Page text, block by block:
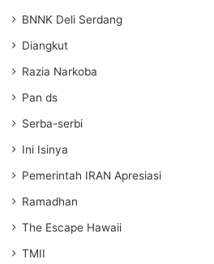
BNNK Deli Serdang
Diangkut
Razia Narkoba
Pan ds
Serba-serbi
Ini Isinya
Pemerintah IRAN Apresiasi
Ramadhan
The Escape Hawaii
TMII